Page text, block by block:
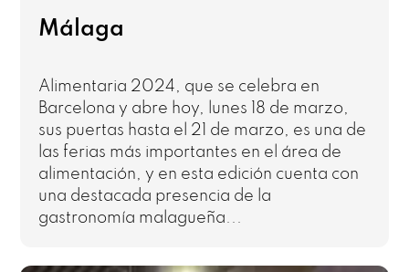
Málaga
Alimentaria 2024, que se celebra en
Barcelona y abre hoy, lunes 18 de marzo,
sus puertas hasta el 21 de marzo, es una de
las ferias más importantes en el área de
alimentación, y en esta edición cuenta con
una destacada presencia de la
gastronomía malagueña...